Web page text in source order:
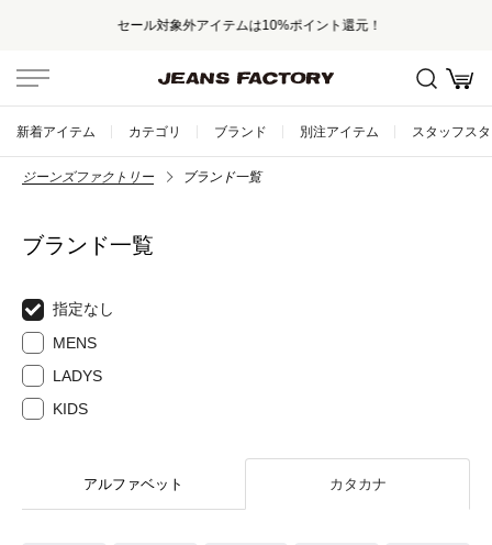
セール対象外アイテムは10%ポイント還元！
新着アイテム カテゴリ ブランド 別注アイテム スタッフス
ジーンズファクトリー ブランド一覧
ブランド一覧
指定なし
MENS
LADYS
KIDS
アルファベット カタカナ